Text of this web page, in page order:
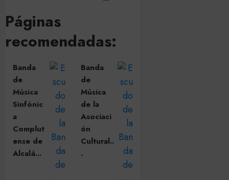
Páginas
recomendadas:
Banda
de
Música
Sinfónic
a
Complut
ense de
Alcalá...
Banda
de
Música
de la
Asociaci
ón
Cultural..
.